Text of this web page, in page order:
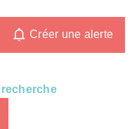
Créer une alerte